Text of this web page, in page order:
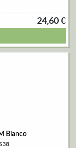
24,60 €
Blanco